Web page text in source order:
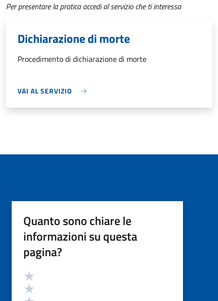
Per presentare la pratica accedi al servizio che ti interessa
Dichiarazione di morte
Procedimento di dichiarazione di morte
VAI AL SERVIZIO
Quanto sono chiare le
informazioni su questa
pagina?
Valutazione